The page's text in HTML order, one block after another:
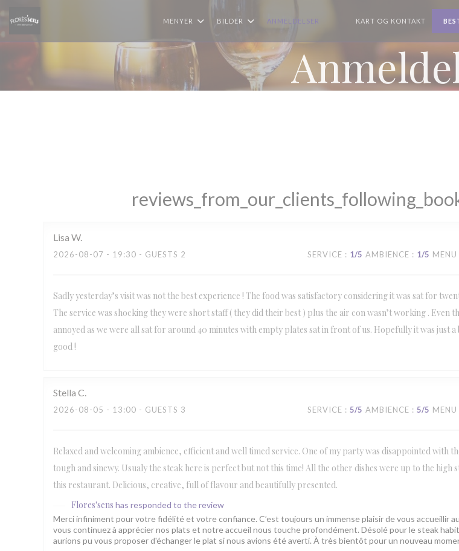
MENYER BILDER ANMELDELSER KART OG KONTAKT
Lisa W
2026-08-07 - 19:30 - GUESTS 2 SERVICE : 1/5 AMBIENCE : 1/5 MENU
Sadly yesterday’s visit was not the best experience ! The food was satisfactory considering it was sat for
The service was shocking they were short staff ( they did their best ) plus the air con wasn’t working . Even
annoyed as we were all sat for around 40 minutes with empty plates sat in front of us. Hopefully it was just a
good !
Stella C
2026-08-05 - 13:00 - GUESTS 3 SERVICE : 5/5 AMBIENCE : 5/5 MENU
Relaxed and welcoming ambience, efficient and well timed service. One of my party was disappointed with
tough and sinewy. Usualy the steak here is perfect but not this time! All the other dishes were up to the high
this restaurant. Delicious, creative, full of flavour and beautifully presented.
Flores'sens has responded to the review
Merci infiniment pour votre fidélité et votre confiance. C’est toujours un immense plaisir de vous accueillir
vous continuez à apprécier nos plats et notre accueil nous touche profondément. Désolé pour le steak
aurions pu vous proposer d'échanger le plat si nous avions été averti. À très bientôt pour un nouveau